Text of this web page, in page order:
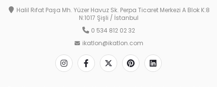
Halil Rıfat Paşa Mh. Yüzer Havuz Sk. Perpa Ticaret Merkezi A Blok K:8
N:1017 Şişli / İstanbul
0 534 812 02 32
ikatlon@ikatlon.com